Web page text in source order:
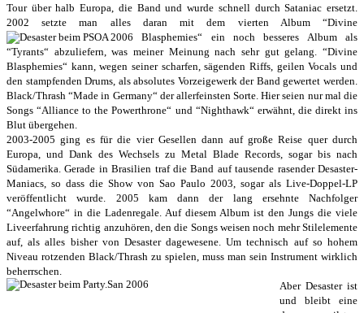
Tour über halb Europa, die Band und wurde schnell durch Sataniac ersetzt.
2002 setzte man alles daran mit dem vierten Album “Divine
Blasphemies“ ein noch besseres Album als
“Tyrants“ abzuliefern, was meiner Meinung nach sehr gut gelang. “Divine
Blasphemies“ kann, wegen seiner scharfen, sägenden Riffs, geilen Vocals und
den stampfenden Drums, als absolutes Vorzeigewerk der Band gewertet werden.
Black/Thrash “Made in Germany“ der allerfeinsten Sorte. Hier seien nur mal die
Songs “Alliance to the Powerthrone“ und “Nighthawk“ erwähnt, die direkt ins
Blut übergehen.
2003-2005 ging es für die vier Gesellen dann auf große Reise quer durch
Europa, und Dank des Wechsels zu Metal Blade Records, sogar bis nach
Südamerika. Gerade in Brasilien traf die Band auf tausende rasender Desaster-
Maniacs, so dass die Show von Sao Paulo 2003, sogar als Live-Doppel-LP
veröffentlicht wurde. 2005 kam dann der lang ersehnte Nachfolger
“Angelwhore“ in die Ladenregale. Auf diesem Album ist den Jungs die viele
Liveerfahrung richtig anzuhören, den die Songs weisen noch mehr Stilelemente
auf, als alles bisher von Desaster dagewesene. Um technisch auf so hohem
Niveau rotzenden Black/Thrash zu spielen, muss man sein Instrument wirklich
beherrschen.
Aber Desaster ist
und bleibt eine